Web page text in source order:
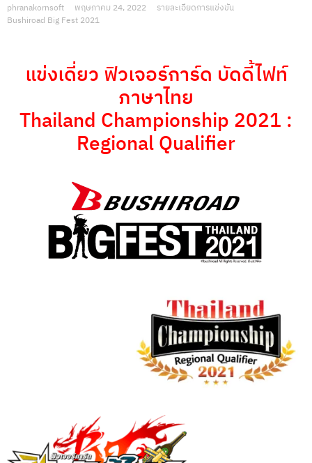
phranakornsoft พฤษภาคม 24, 2022
รายละเอียดการแข่งขัน
Bushiroad Big Fest 2021
แข่งเดี่ยว ฟิวเจอร์การ์ด บัดดี้ไฟท์
ภาษาไทย
Thailand Championship 2021 :
Regional Qualifier